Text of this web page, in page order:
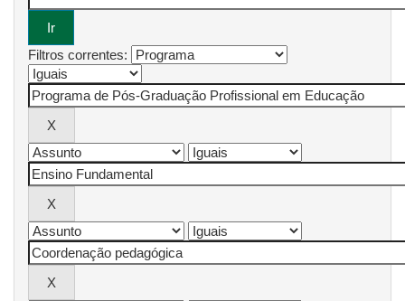
Filtros correntes: